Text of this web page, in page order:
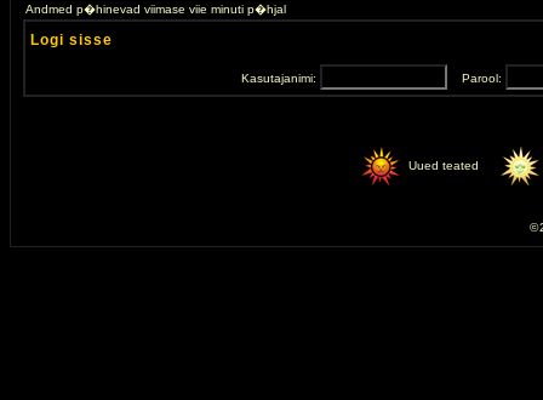
Andmed p�hinevad viimase viie minuti p�hjal
Logi sisse
Kasutajanimi: Parool:
Uued teated
©